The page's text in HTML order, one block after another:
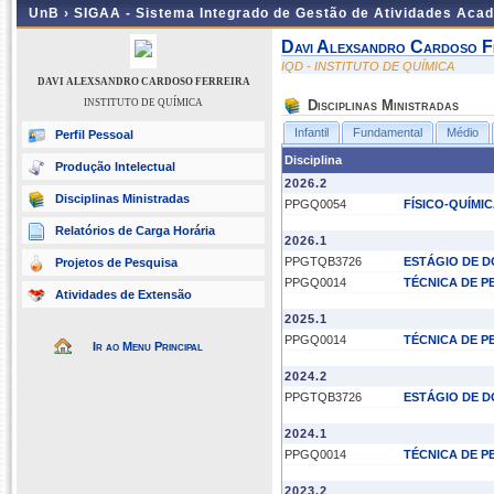
UnB › SIGAA - Sistema Integrado de Gestão de Atividades
DAVI ALEXSANDRO CARDOSO FERREIRA
INSTITUTO DE QUÍMICA
Perfil Pessoal
Produção Intelectual
Disciplinas Ministradas
Relatórios de Carga Horária
Projetos de Pesquisa
Atividades de Extensão
Ir ao Menu Principal
Davi Alexsandro Cardoso
IQD - INSTITUTO DE QUÍMICA
Disciplinas Ministradas
Infantil Fundamental Médio
Disciplina
2026.2
PPGQ0054
FÍSICO-
2026.1
PPGTQB3726
ESTÁGIO DE
PPGQ0014
TÉCNICA DE
2025.1
PPGQ0014
TÉCNICA DE
2024.2
PPGTQB3726
ESTÁGIO DE
2024.1
PPGQ0014
TÉCNICA DE
2023.2